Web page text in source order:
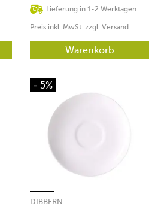
Lieferung in 1-2 Werktagen
Preis inkl. MwSt. zzgl. Versand
Warenkorb
- 5%
DIBBERN